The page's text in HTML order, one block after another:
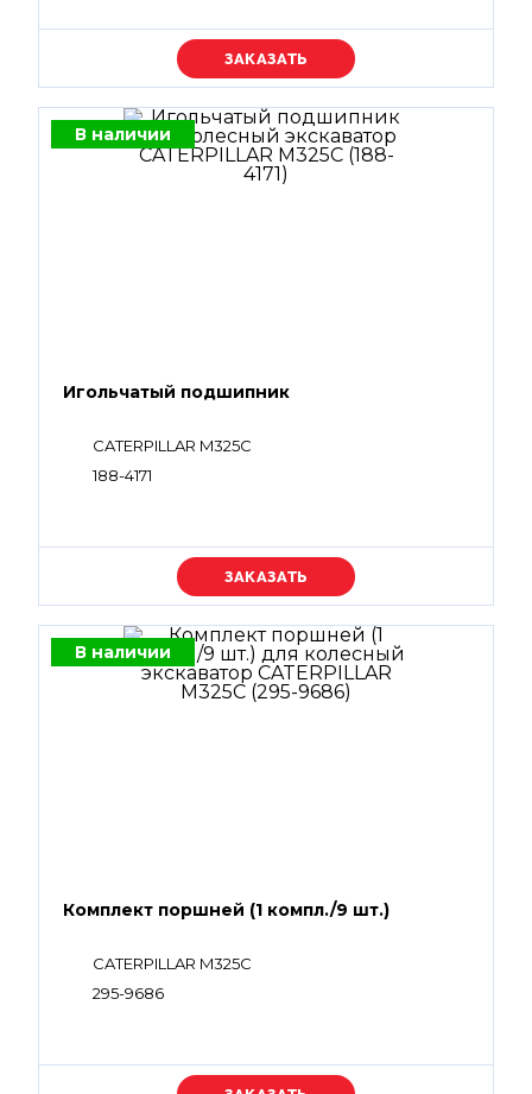
Уточняйте цену
В наличии
Игольчатый подшипник
CATERPILLAR M325C
188-4171
Уточняйте цену
В наличии
Комплект поршней (1 компл./9 шт.)
CATERPILLAR M325C
295-9686